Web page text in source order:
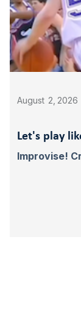
August 2 2026
Let's play
Improvise!